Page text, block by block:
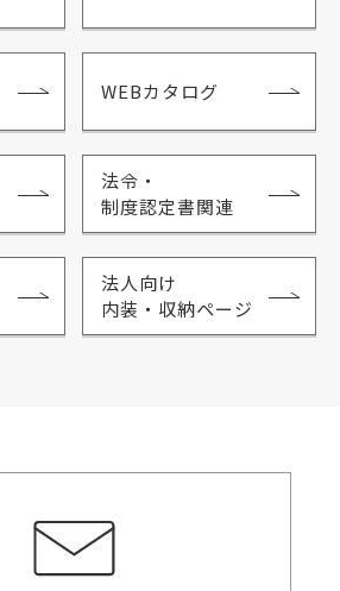
WEBカタログ
法令・
制度認定書関連
法人向け
内装・収納ページ